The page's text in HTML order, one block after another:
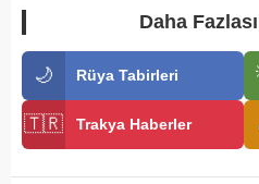
Daha
🌙 Rüya Tabirleri
🇹🇷 Trakya Haberler